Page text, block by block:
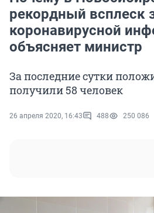
рекордный всплеск
коронавирусной
объясняет министр
За последние сутки
получили 58 человек
26 апреля 2020, 16:43 488 250 086